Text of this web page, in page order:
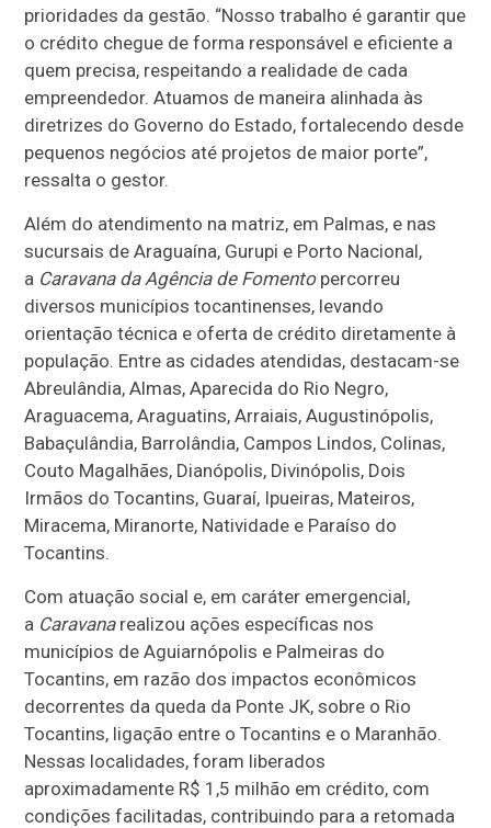
prioridades da gestão. “Nosso trabalho é garantir que
o crédito chegue de forma responsável e eficiente a
quem precisa, respeitando a realidade de cada
empreendedor. Atuamos de maneira alinhada às
diretrizes do Governo do Estado, fortalecendo desde
pequenos negócios até projetos de maior porte”,
ressalta o gestor.
Além do atendimento na matriz, em Palmas, e nas
sucursais de Araguaína, Gurupi e Porto Nacional,
a Caravana da Agência de Fomentopercorreu
diversos municípios tocantinenses, levando
orientação técnica e oferta de crédito diretamente à
população. Entre as cidades atendidas, destacam-se
Abreulândia, Almas, Aparecida do Rio Negro,
Araguacema, Araguatins, Arraiais, Augustinópolis,
Babaçulândia, Barrolândia, Campos Lindos, Colinas,
Couto Magalhães, Dianópolis, Divinópolis, Dois
Irmãos do Tocantins, Guaraí, Ipueiras, Mateiros,
Miracema, Miranorte, Natividade e Paraíso do
Tocantins.
Com atuação social e, em caráter emergencial,
a Caravanarealizou ações específicas nos
municípios de Aguiarnópolis e Palmeiras do
Tocantins, em razão dos impactos econômicos
decorrentes da queda da Ponte JK, sobre o Rio
Tocantins, ligação entre o Tocantins e o Maranhão.
Nessas localidades, foram liberados
aproximadamente R$ 1,5 milhão em crédito, com
condições facilitadas, contribuindo para a retomada